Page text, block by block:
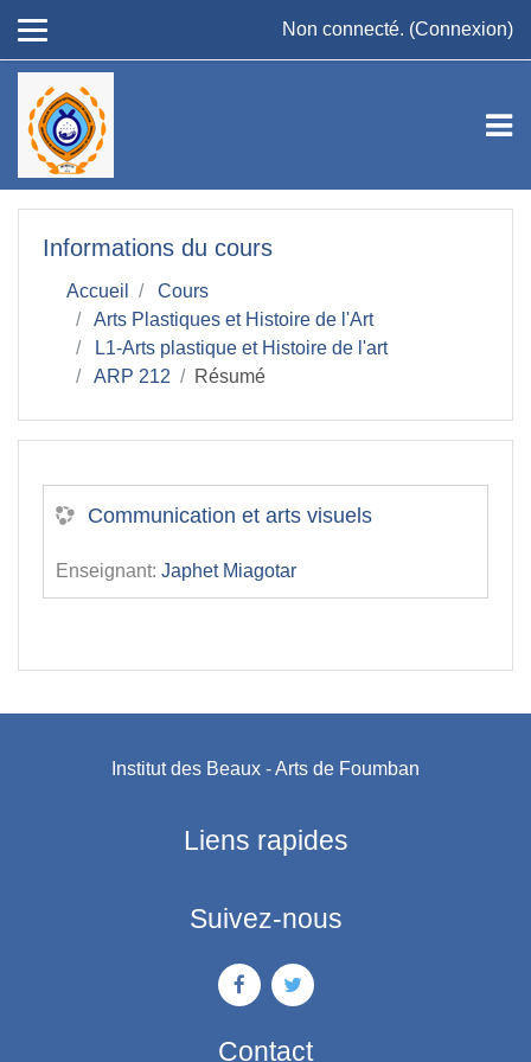
Non connecté. (Connexion)
Informations du cours
Accueil
Cours
Arts Plastiques et Histoire de l'Art
L1-Arts plastique et Histoire de l'art
ARP 212
Résumé
Communication et arts visuels
Enseignant: Japhet Miagotar
Institut des Beaux - Arts de Foumban
Liens rapides
Suivez-nous
Contact